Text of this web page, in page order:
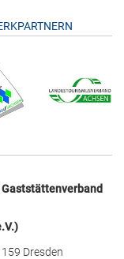
Gaststättenverband
Dresden